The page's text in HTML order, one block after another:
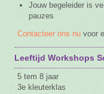
Jouw begeleider is
pauzes
Contacteer ons nu voor
Leeftijd Workshops
5 tem 8 jaar
3e kleuterklas